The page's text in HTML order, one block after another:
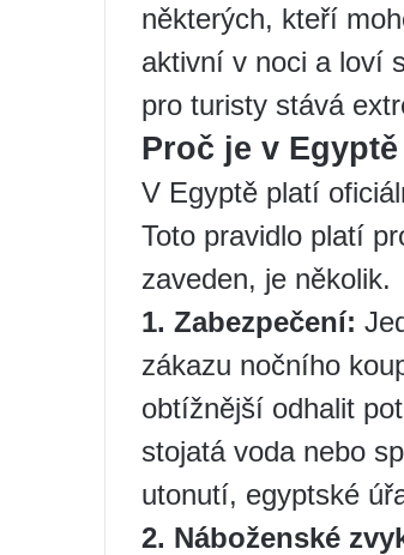
některých, kteří
aktivní v noci a loví
pro turisty stává
Proč je v
V Egyptě platí
Toto pravidlo platí
zaveden, je několik.
1. Zabezpečení:
zákazu nočního
obtížnější odhalit
stojatá voda nebo
utonutí, egyptské
2. Náboženské